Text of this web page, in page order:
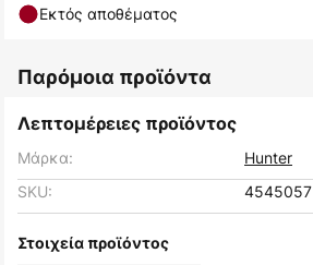
Εκτός αποθέματος
Παρόμοια προϊόντα
Λεπτομέρειες προϊόντος
Μάρκα:
Hunter
SKU:
4545057
Στοιχεία προϊόντος